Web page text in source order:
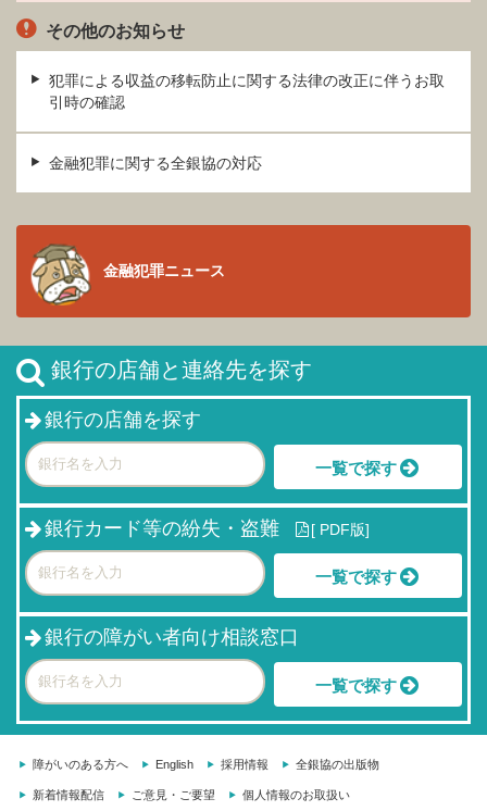
その他のお知らせ
犯罪による収益の移転防止に関する法律の改正に伴うお取
引時の確認
金融犯罪に関する全銀協の対応
金融犯罪ニュース
銀行の店舗と連絡先を探す
銀行の店舗を探す
一覧で探す
銀行カード等の紛失・盗難 [ PDF版]
一覧で探す
銀行の障がい者向け相談窓口
一覧で探す
障がいのある方へ English 採用情報 全銀協の出版物
新着情報配信 ご意見・ご要望 個人情報のお取扱い